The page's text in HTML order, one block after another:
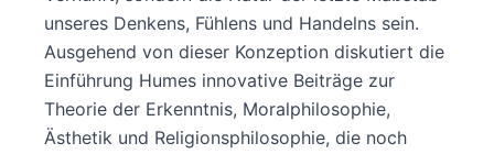
unseres Denkens, Fühlens und Handelns sein.
Ausgehend von dieser Konzeption diskutiert die
Einführung Humes innovative Beiträge zur
Theorie der Erkenntnis, Moralphilosophie,
Ästhetik und Religionsphilosophie, die noch